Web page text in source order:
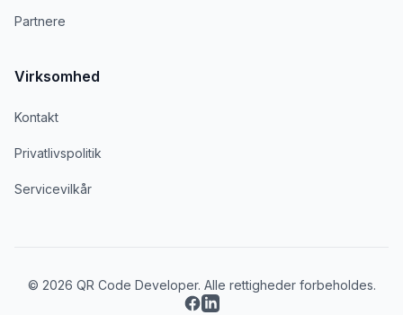
Partnere
Virksomhed
Kontakt
Privatlivspolitik
Servicevilkår
© 2026 QR Code Developer. Alle rettigheder forbeholdes.